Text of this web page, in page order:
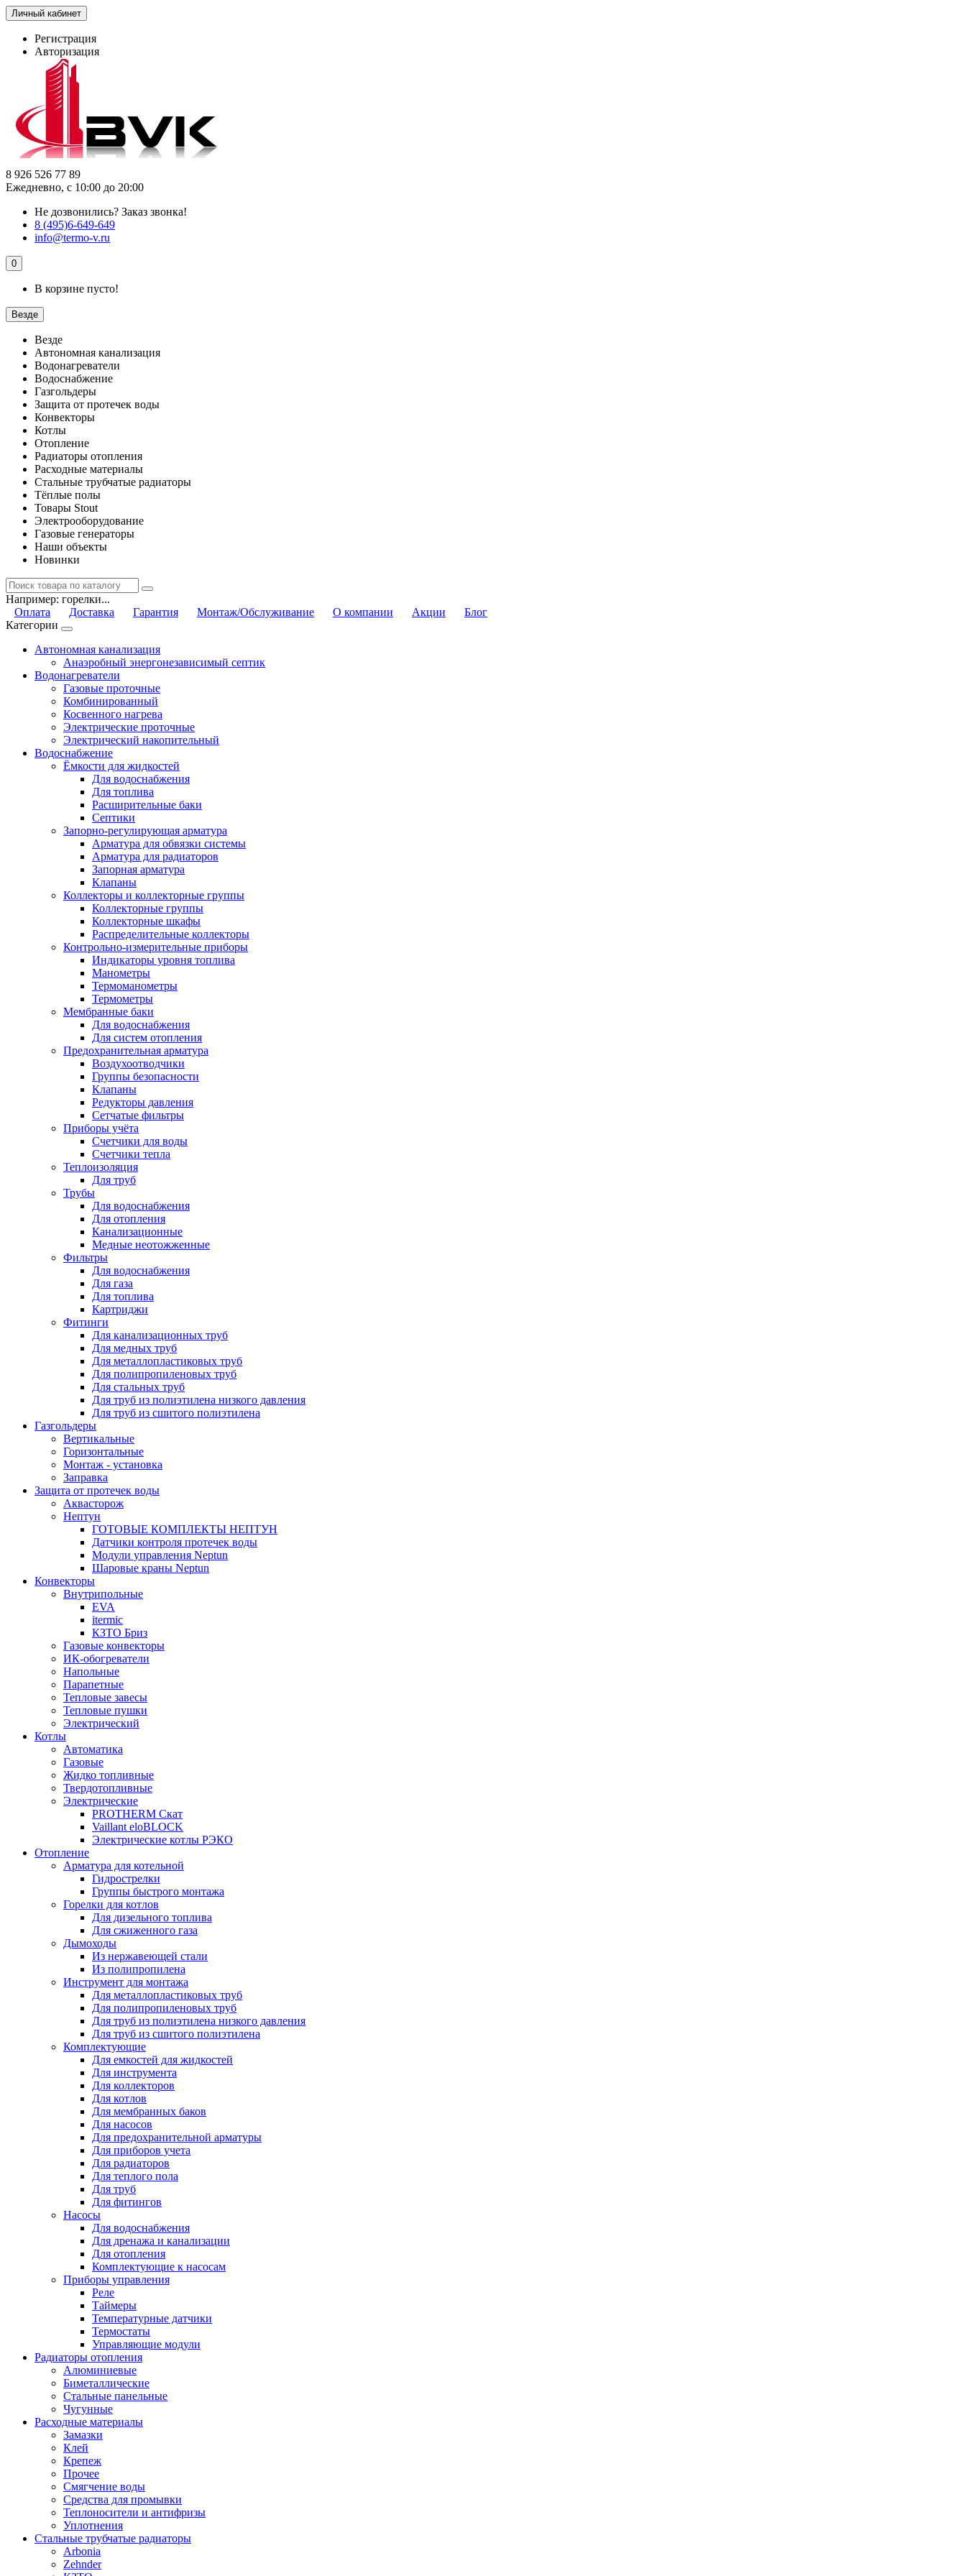
Личный кабинет
Регистрация
Авторизация
8 926 526 77 89
Ежедневно, с 10:00 до 20:00
Не дозвонились? Заказ звонка!
8 (495)6-649-649
info@termo-v.ru
0
В корзине пусто!
Везде
Везде
Автономная канализация
Водонагреватели
Водоснабжение
Газгольдеры
Защита от протечек воды
Конвекторы
Котлы
Отопление
Радиаторы отопления
Расходные материалы
Стальные трубчатые радиаторы
Тёплые полы
Товары Stout
Электрооборудование
Газовые генераторы
Наши объекты
Новинки
Например: горелки...
Оплата
Доставка Гарантия Монтаж/Обслуживание О компании Акции
Блог
Категории
Автономная канализация
Анаэробный энергонезависимый септик
Водонагреватели
Газовые проточные
Комбинированный
Косвенного нагрева
Электрические проточные
Электрический накопительный
Водоснабжение
Ёмкости для жидкостей
Для водоснабжения
Для топлива
Расширительные баки
Септики
Запорно-регулирующая арматура
Арматура для обвязки системы
Арматура для радиаторов
Запорная арматура
Клапаны
Коллекторы и коллекторные группы
Коллекторные группы
Коллекторные шкафы
Распределительные коллекторы
Контрольно-измерительные приборы
Индикаторы уровня топлива
Манометры
Термоманометры
Термометры
Мембранные баки
Для водоснабжения
Для систем отопления
Предохранительная арматура
Воздухоотводчики
Группы безопасности
Клапаны
Редукторы давления
Сетчатые фильтры
Приборы учёта
Счетчики для воды
Счетчики тепла
Теплоизоляция
Для труб
Трубы
Для водоснабжения
Для отопления
Канализационные
Медные неотожженные
Фильтры
Для водоснабжения
Для газа
Для топлива
Картриджи
Фитинги
Для канализационных труб
Для медных труб
Для металлопластиковых труб
Для полипропиленовых труб
Для стальных труб
Для труб из полиэтилена низкого давления
Для труб из сшитого полиэтилена
Газгольдеры
Вертикальные
Горизонтальные
Монтаж - установка
Заправка
Защита от протечек воды
Аквасторож
Нептун
ГОТОВЫЕ КОМПЛЕКТЫ НЕПТУН
Датчики контроля протечек воды
Модули управления Neptun
Шаровые краны Neptun
Конвекторы
Внутрипольные
EVA
itermic
КЗТО Бриз
Газовые конвекторы
ИК-обогреватели
Напольные
Парапетные
Тепловые завесы
Тепловые пушки
Электрический
Котлы
Автоматика
Газовые
Жидко топливные
Твердотопливные
Электрические
PROTHERM Скат
Vaillant eloBLOCK
Электрические котлы РЭКО
Отопление
Арматура для котельной
Гидрострелки
Группы быстрого монтажа
Горелки для котлов
Для дизельного топлива
Для сжиженного газа
Дымоходы
Из нержавеющей стали
Из полипропилена
Инструмент для монтажа
Для металлопластиковых труб
Для полипропиленовых труб
Для труб из полиэтилена низкого давления
Для труб из сшитого полиэтилена
Комплектующие
Для емкостей для жидкостей
Для инструмента
Для коллекторов
Для котлов
Для мембранных баков
Для насосов
Для предохранительной арматуры
Для приборов учета
Для радиаторов
Для теплого пола
Для труб
Для фитингов
Насосы
Для водоснабжения
Для дренажа и канализации
Для отопления
Комплектующие к насосам
Приборы управления
Реле
Таймеры
Температурные датчики
Термостаты
Управляющие модули
Радиаторы отопления
Алюминиевые
Биметаллические
Стальные панельные
Чугунные
Расходные материалы
Замазки
Клей
Крепеж
Прочее
Смягчение воды
Средства для промывки
Теплоносители и антифризы
Уплотнения
Стальные трубчатые радиаторы
Arbonia
Zehnder